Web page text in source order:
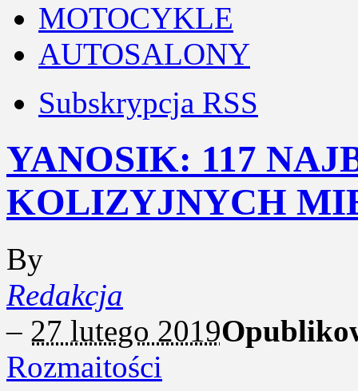
MOTOCYKLE
AUTOSALONY
Subskrypcja RSS
YANOSIK: 117
KOLIZYJNYCH
By
Redakcja
– 27 lutego 2019
Rozmaitości